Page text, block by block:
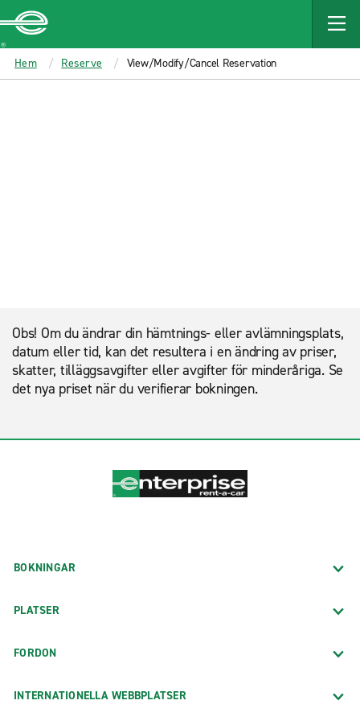
MAIN
CONTENT
Enterprise
Hem Reserve View/Modify/Cancel Reservation
Obs! Om du ändrar din hämtnings- eller avlämningsplats,
datum eller tid, kan det resultera i en ändring av priser,
skatter, tilläggsavgifter eller avgifter för minderåriga. Se
det nya priset när du verifierar bokningen.
BOKNINGAR
PLATSER
FORDON
INTERNATIONELLA WEBBPLATSER